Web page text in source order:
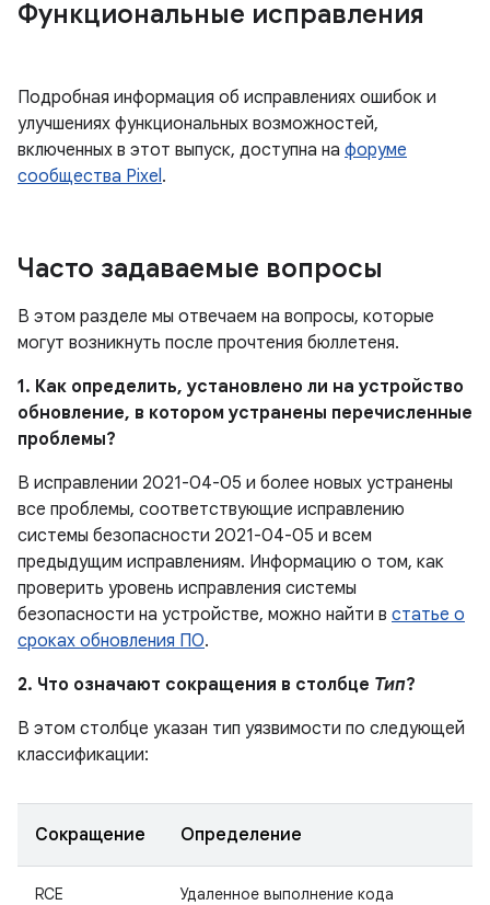
Функциональные исправления
Подробная информация об исправлениях ошибок и
улучшениях функциональных возможностей,
включенных в этот выпуск, доступна на форуме
сообщества Pixel.
Часто задаваемые вопросы
В этом разделе мы отвечаем на вопросы, которые
могут возникнуть после прочтения бюллетеня.
1. Как определить, установлено ли на устройство
обновление, в котором устранены перечисленные
проблемы?
В исправлении 2021-04-05 и более новых устранены
все проблемы, соответствующие исправлению
системы безопасности 2021-04-05 и всем
предыдущим исправлениям. Информацию о том, как
проверить уровень исправления системы
безопасности на устройстве, можно найти в статье о
сроках обновления ПО.
2. Что означают сокращения в столбце Тип?
В этом столбце указан тип уязвимости по следующей
классификации:
Сокращение Определение
RCE Удаленное выполнение кода